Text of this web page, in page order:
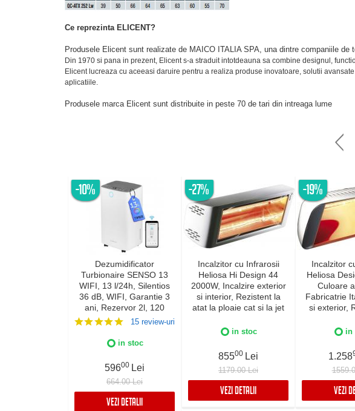
Ce reprezinta ELICENT?
Produsele Elicent sunt realizate de MAICO ITALIA SPA, una dintre companiile
Din 1970 si pana in prezent, Elicent s-a straduit intotdeauna sa combine designul,
Elicent lucreaza cu aceeasi daruire pentru a realiza produse inovatoare, solutii
aplicatiile.
Produsele marca Elicent sunt distribuite in peste 70 de tari din intreaga lume
-10%
Dezumidificator
Turbionaire SENSO 13
WIFI, 13 l/24h, Silentios
36 dB, WIFI, Garantie 3
ani, Rezervor 2l, 120
m³/h, Control digital,
umiditate, Timer, Display
15 review-uri
in stoc
59600 Lei
664.00 Lei
VEZI DETALII
-27%
Incalzitor cu Infrarosii
Heliosa Hi Design 44
2000W, Incalzire exterior
si interior, Rezistent la
atat la ploaie cat si la jet
Culoare Alba, IPX5
in stoc
85500 Lei
1179.00 Lei
VEZI DETALII
-19%
Incalzitor
Heliosa
Culoare
Fabricatrie
si exterior,
in
1.258
VEZI